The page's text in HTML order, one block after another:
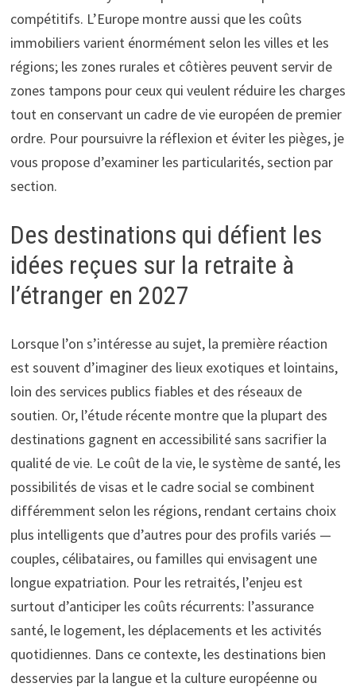
compétitifs. L’Europe montre aussi que les coûts
immobiliers varient énormément selon les villes et les
régions; les zones rurales et côtières peuvent servir de
zones tampons pour ceux qui veulent réduire les charges
tout en conservant un cadre de vie européen de premier
ordre. Pour poursuivre la réflexion et éviter les pièges, je
vous propose d’examiner les particularités, section par
section.
Des destinations qui défient les
idées reçues sur la retraite à
l’étranger en 2027
Lorsque l’on s’intéresse au sujet, la première réaction
est souvent d’imaginer des lieux exotiques et lointains,
loin des services publics fiables et des réseaux de
soutien. Or, l’étude récente montre que la plupart des
destinations gagnent en accessibilité sans sacrifier la
qualité de vie. Le coût de la vie, le système de santé, les
possibilités de visas et le cadre social se combinent
différemment selon les régions, rendant certains choix
plus intelligents que d’autres pour des profils variés —
couples, célibataires, ou familles qui envisagent une
longue expatriation. Pour les retraités, l’enjeu est
surtout d’anticiper les coûts récurrents: l’assurance
santé, le logement, les déplacements et les activités
quotidiennes. Dans ce contexte, les destinations bien
desservies par la langue et la culture européenne ou